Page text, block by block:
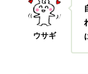
ウサギ